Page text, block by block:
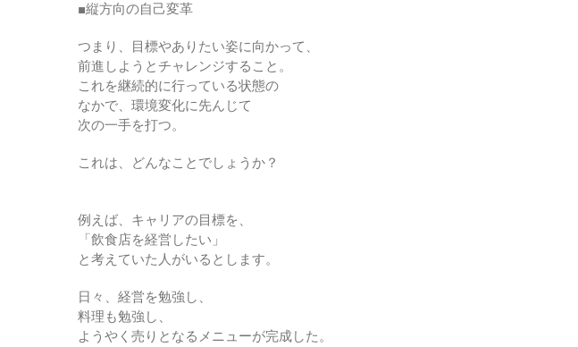
■縦方向の自己変革
つまり、目標やありたい姿に向かって、
前進しようとチャレンジすること。
これを継続的に行っている状態の
なかで、環境変化に先んじて
次の一手を打つ。
これは、どんなことでしょうか？
例えば、キャリアの目標を、
「飲食店を経営したい」
と考えていた人がいるとします。
日々、経営を勉強し、
料理も勉強し、
ようやく売りとなるメニューが完成した。